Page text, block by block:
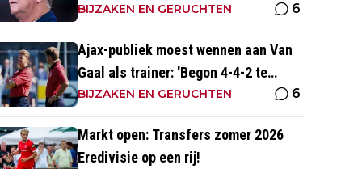
wist dat ze zich zouden aanpassen'
BIJZAKEN EN GERUCHTEN 6
Ajax-publiek moest wennen aan Van
Gaal als trainer: 'Begon 4-4-2 te
spelen, vloeken in de kerk'
BIJZAKEN EN GERUCHTEN 6
Markt open: Transfers zomer 2026
Eredivisie op een rij!